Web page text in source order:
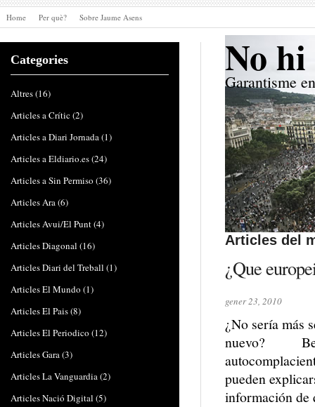
Home Per què? Sobre Jaume Asens
No
Garantisme
Articles del
¿Que
gener 23, 2010
¿No sería más
nuevo?
pueden
información
Categories
Altres(16)
Articles a Crític(2)
Articles a Diari Jornada(1)
Articles a Eldiario.es(24)
Articles a Sin Permiso (36)
Articles Ara(6)
Articles Avui/El Punt(4)
Articles Diagonal (16)
Articles Diari del Treball (1)
Articles El Mundo (1)
Articles El Pais(8)
Articles El Periodico (12)
Articles Gara(3)
Articles La Vanguardia(2)
Articles Nació Digital (5)